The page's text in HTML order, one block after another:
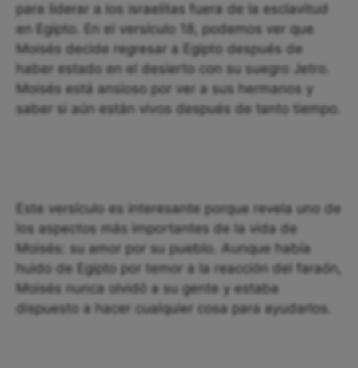
para liderar a los israelitas fuera de la esclavitud
en Egipto. En el versículo 18, podemos ver que
Moisés decide regresar a Egipto después de
haber estado en el desierto con su suegro Jetro.
Moisés está ansioso por ver a sus hermanos y
saber si aún están vivos después de tanto tiempo.
Este versículo es interesante porque revela uno de
los aspectos más importantes de la vida de
Moisés: su amor por su pueblo. Aunque había
huido de Egipto por temor a la reacción del faraón,
Moisés nunca olvidó a su gente y estaba
dispuesto a hacer cualquier cosa para ayudarlos.